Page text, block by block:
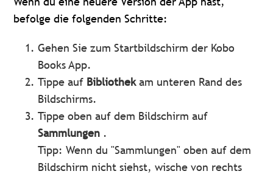
befolge die folgenden Schritte:
Gehen Sie zum Startbildschirm der Kobo
Books App.
Tippe auf Bibliothekam unteren Rand des
Bildschirms.
Tippe oben auf dem Bildschirm auf
Sammlungen .
Tipp: Wenn du "Sammlungen" oben auf dem
Bildschirm nicht siehst, wische von rechts